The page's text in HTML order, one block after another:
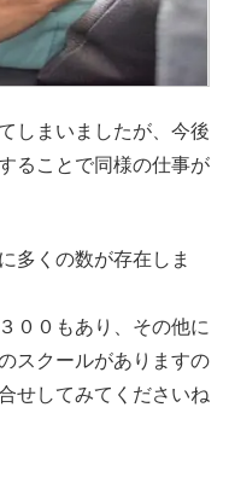
しまいましたが、今後
ることで同様の仕事が
多くの数が存在しま
００もあり、その他に
スクールがありますの
せしてみてくださいね